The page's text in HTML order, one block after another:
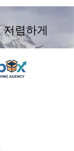
렴하게